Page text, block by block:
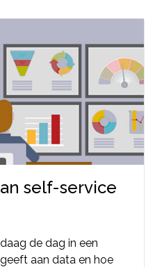
self-service
de dag in een
aan data en hoe